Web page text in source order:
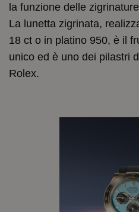
la funzione delle
La lunetta zigrinata,
18 ct o in platino 950, è il
unico ed è uno dei pilastri
Rolex.